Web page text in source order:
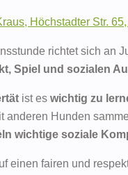
Höchstadter Str.
richtet sich an
Spiel und sozialen
ist eswichtig zu
anderen Hunden
wichtige soziale
einen fairen und